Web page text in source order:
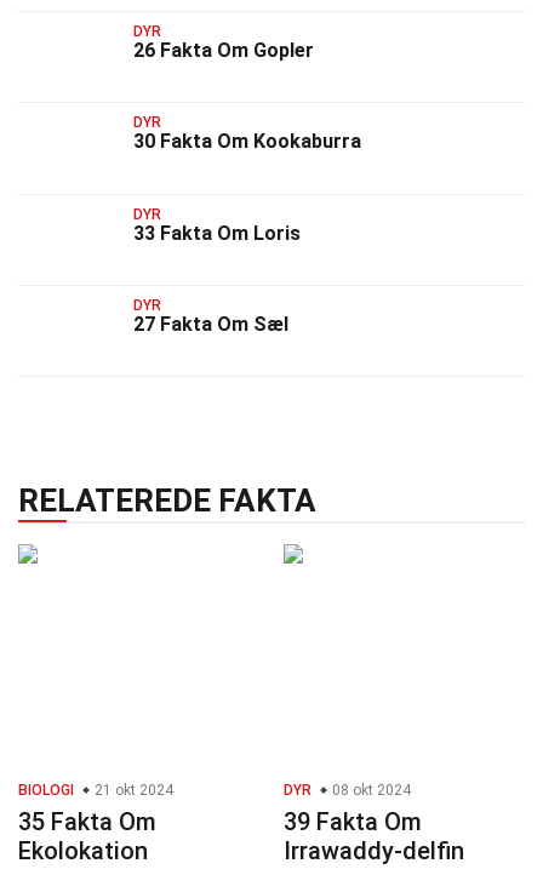
DYR
26 Fakta Om Gopler
DYR
30 Fakta Om Kookaburra
DYR
33 Fakta Om Loris
DYR
27 Fakta Om Sæl
RELATEREDE FAKTA
BIOLOGI 21 okt 2024
35 Fakta Om
Ekolokation
DYR 08 okt 2024
39 Fakta Om
Irrawaddy-delfin